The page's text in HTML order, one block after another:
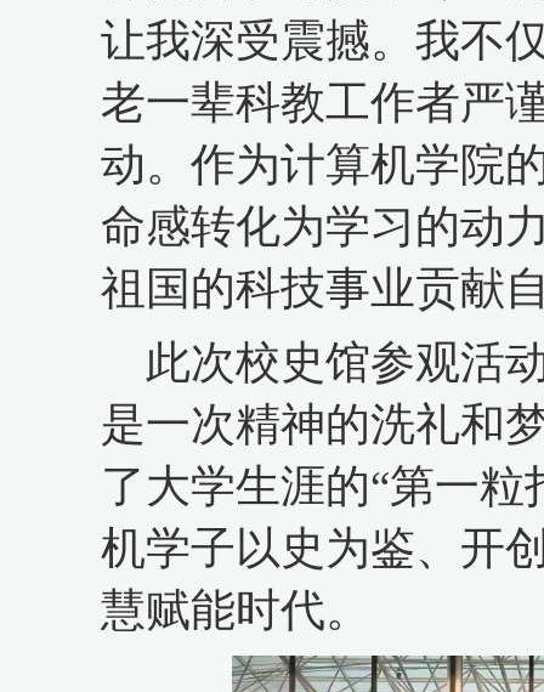
让我深受震撼。我不
老一辈科教工作者严
动。作为计算机学院
命感转化为学习的动
祖国的科技事业贡献
此次校史馆参观活
是一次精神的洗礼和
了大学生涯的“第一粒
机学子以史为鉴、开
慧赋能时代。